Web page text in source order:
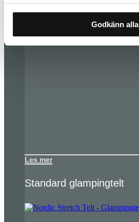
Godkänn alla
Les mer
Standard glampingtelt